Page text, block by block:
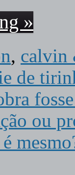
»
, calvin
de
ou